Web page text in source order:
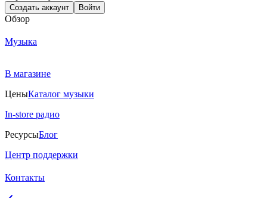
Создать аккаунт Войти
Обзор
Музыка
В магазине
ЦеныКаталог музыки
In-store радио
РесурсыБлог
Центр поддержки
Контакты